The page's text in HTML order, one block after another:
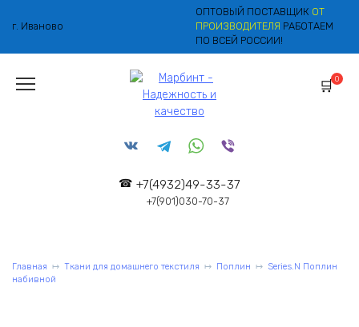
г. Иваново
ОПТОВЫЙ ПОСТАВЩИК ОТ
ПРОИЗВОДИТЕЛЯ РАБОТАЕМ
ПО ВСЕЙ РОССИИ!
+7(4932)49-33-37
+7(901)030-70-37
0
Главная Ткани для домашнего текстиля Поплин
Series.N Поплин
набивной